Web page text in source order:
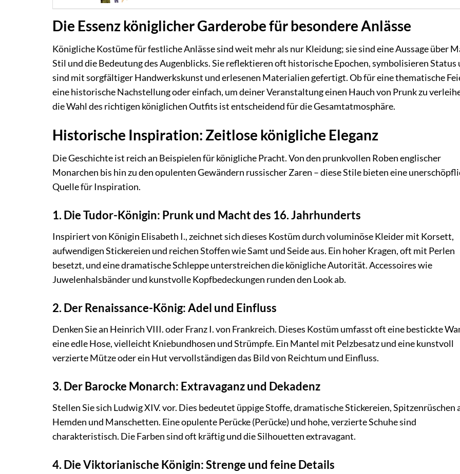
Die Essenz königlicher Garderobe für besondere Anlässe
Königliche Kostüme für festliche Anlässe sind weit mehr als nur Kleidung; sie sind eine Aussage über
Stil und die Bedeutung des Augenblicks. Sie reflektieren oft historische Epochen, symbolisieren Status
sind mit sorgfältiger Handwerkskunst und erlesenen Materialien gefertigt. Ob für eine thematische
eine historische Nachstellung oder einfach, um deiner Veranstaltung einen Hauch von Prunk zu
die Wahl des richtigen königlichen Outfits ist entscheidend für die Gesamtatmosphäre.
Historische Inspiration: Zeitlose königliche Eleganz
Die Geschichte ist reich an Beispielen für königliche Pracht. Von den prunkvollen Roben englischer
Monarchen bis hin zu den opulenten Gewändern russischer Zaren – diese Stile bieten eine
Quelle für Inspiration.
1. Die Tudor-Königin: Prunk und Macht des 16. Jahrhunderts
Inspiriert von Königin Elisabeth I., zeichnet sich dieses Kostüm durch voluminöse Kleider mit Korsett,
aufwendigen Stickereien und reichen Stoffen wie Samt und Seide aus. Ein hoher Kragen, oft mit Perlen
besetzt, und eine dramatische Schleppe unterstreichen die königliche Autorität. Accessoires wie
Juwelenhalsbänder und kunstvolle Kopfbedeckungen runden den Look ab.
2. Der Renaissance-König: Adel und Einfluss
Denken Sie an Heinrich VIII. oder Franz I. von Frankreich. Dieses Kostüm umfasst oft eine bestickte
eine edle Hose, vielleicht Kniebundhosen und Strümpfe. Ein Mantel mit Pelzbesatz und eine kunstvoll
verzierte Mütze oder ein Hut vervollständigen das Bild von Reichtum und Einfluss.
3. Der Barocke Monarch: Extravaganz und Dekadenz
Stellen Sie sich Ludwig XIV. vor. Dies bedeutet üppige Stoffe, dramatische Stickereien, Spitzenrüschen
Hemden und Manschetten. Eine opulente Perücke (Perücke) und hohe, verzierte Schuhe sind
charakteristisch. Die Farben sind oft kräftig und die Silhouetten extravagant.
4. Die Viktorianische Königin: Strenge und feine Details